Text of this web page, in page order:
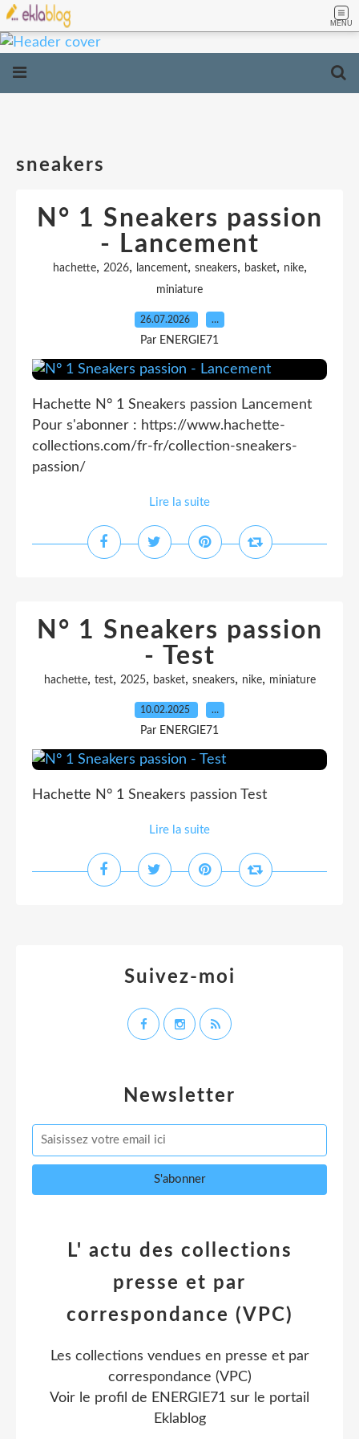
MENU
sneakers
N° 1 Sneakers passion
- Lancement
hachette, 2026, lancement, sneakers, basket, nike,
miniature
26.07.2026 …
Par ENERGIE71
Hachette N° 1 Sneakers passion Lancement
Pour s'abonner : https://www.hachette-
collections.com/fr-fr/collection-sneakers-
passion/
Lire la suite
N° 1 Sneakers passion
- Test
hachette, test, 2025, basket, sneakers, nike, miniature
10.02.2025 …
Par ENERGIE71
Hachette N° 1 Sneakers passion Test
Lire la suite
Newsletter
L' actu des collections
presse et par
correspondance (VPC)
Les collections vendues en presse et par
correspondance (VPC)
Voir le profil de ENERGIE71 sur le portail
Eklablog
Suivez-moi